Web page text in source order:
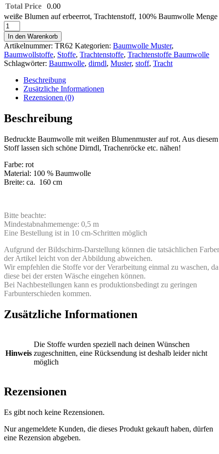
Total Price
0.00
weiße Blumen auf erbeerrot, Trachtenstoff, 100% Baumwolle Menge
In den Warenkorb
Artikelnummer: TR62 Kategorien: Baumwolle Muster,
Baumwollstoffe, Stoffe, Trachtenstoffe, Trachtenstoffe Baumwolle
Schlagwörter: Baumwolle, dirndl, Muster, stoff, Tracht
Beschreibung
Zusätzliche Informationen
Rezensionen (0)
Beschreibung
Bedruckte Baumwolle mit weißen Blumenmuster auf rot. Aus diesem
Stoff lassen sich schöne Dirndl, Trachenröcke etc. nähen!
Farbe: rot
Material: 100 % Baumwolle
Breite: ca. 160 cm
Bitte beachte:
Mindestabnahmemenge: 0,5 m
Eine Bestellung ist in 10 cm-Schritten möglich
Aufgrund der Bildschirm-Darstellung können die tatsächlichen
der Artikel leicht von der Abbildung abweichen.
Wir empfehlen die Stoffe vor der Verarbeitung einmal zu waschen, da
diese bei der ersten Wäsche eingehen können.
Bei Nachbestellungen kann es produktionsbedingt zu geringen
Farbunterschieden kommen.
Zusätzliche Informationen
Hinweis
Die Stoffe wurden speziell nach deinen Wünschen
zugeschnitten, eine Rücksendung ist deshalb leider nicht
möglich
Rezensionen
Es gibt noch keine Rezensionen.
Nur angemeldete Kunden, die dieses Produkt gekauft haben, dürfen
eine Rezension abgeben.